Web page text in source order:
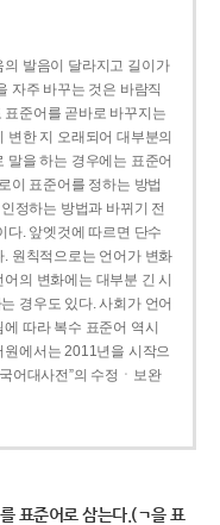
발음이 달라지고 길이가
자주 바꾸는 것은 바람직
준어를 곧바로 바꾸지는
변한 지 오래되어 대부분의
말을 하는 경우에는 표준어
이 표준어를 정하는 방법
정하는 방법과 바뀌기 전
다. 앞엣것에 따르면 단수
원칙적으로는 언어가 변화
의 변화에는 대부분 긴 시
경우도 있다. 사회가 언어
따라 복수 표준어 역시
에서는 2011년을 시작으
어대사전”의 수정ㆍ보완
표준어로 삼는다.(ㄱ을 표